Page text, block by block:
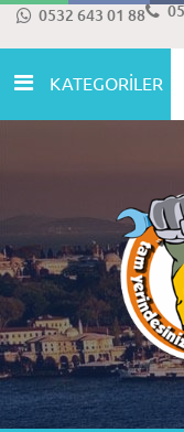
0532 643 01 88
KATEGORİLER